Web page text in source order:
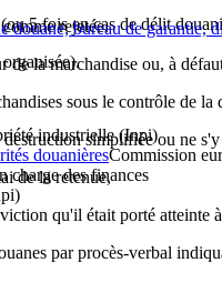
rejetée.
la marchandise ou, à
sous le contrôle de
simplifiée ou ne
de la retenue,
qu'il était porté atteinte
par procès-verbal
5 fois en cas de délit
douane, bureau de garantie,
industrielle (Inpi)
douanièresCommission
charge des finances